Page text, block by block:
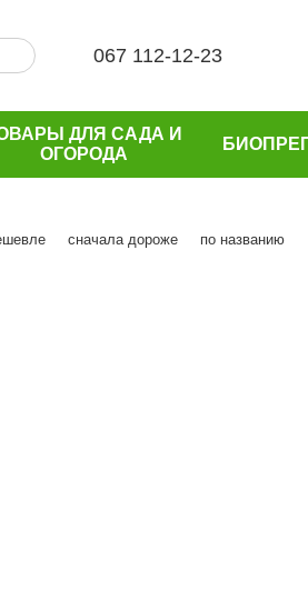
067 112-12-23
ДЛЯ САДА И
ОГОРОДА
сначала дороже по названию